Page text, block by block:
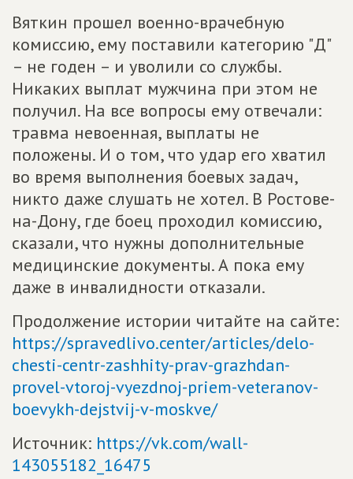
Вяткин прошел военно-врачебную
комиссию, ему поставили категорию "Д"
– не годен – и уволили со службы.
Никаких выплат мужчина при этом не
получил. На все вопросы ему отвечали:
травма невоенная, выплаты не
положены. И о том, что удар его хватил
во время выполнения боевых задач,
никто даже слушать не хотел. В Ростове-
на-Дону, где боец проходил комиссию,
сказали, что нужны дополнительные
медицинские документы. А пока ему
даже в инвалидности отказали.
Продолжение истории читайте на сайте:
https://spravedlivo.center/articles/delo-
chesti-centr-zashhity-prav-grazhdan-
provel-vtoroj-vyezdnoj-priem-veteranov-
boevykh-dejstvij-v-moskve/
Источник: https://vk.com/wall-
143055182_16475